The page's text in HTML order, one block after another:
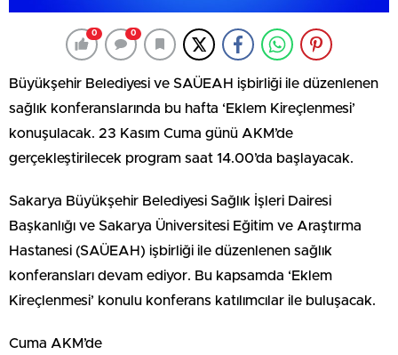
0 0
Büyükşehir Belediyesi ve SAÜEAH işbirliği ile düzenlenen
sağlık konferanslarında bu hafta ‘Eklem Kireçlenmesi’
konuşulacak. 23 Kasım Cuma günü AKM’de
gerçekleştirilecek program saat 14.00’da başlayacak.
Sakarya Büyükşehir Belediyesi Sağlık İşleri Dairesi
Başkanlığı ve Sakarya Üniversitesi Eğitim ve Araştırma
Hastanesi (SAÜEAH) işbirliği ile düzenlenen sağlık
konferansları devam ediyor. Bu kapsamda ‘Eklem
Kireçlenmesi’ konulu konferans katılımcılar ile buluşacak.
Cuma AKM’de